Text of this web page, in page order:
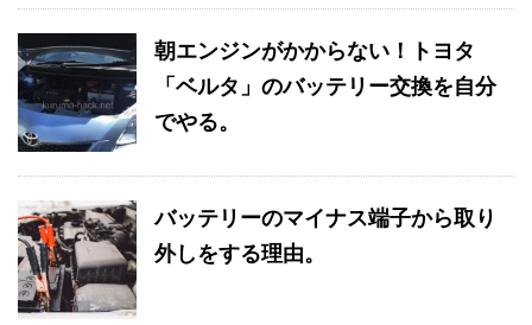
朝エンジンがかからない！トヨタ
「ベルタ」のバッテリー交換を自分
でやる。
バッテリーのマイナス端子から取り
外しをする理由。